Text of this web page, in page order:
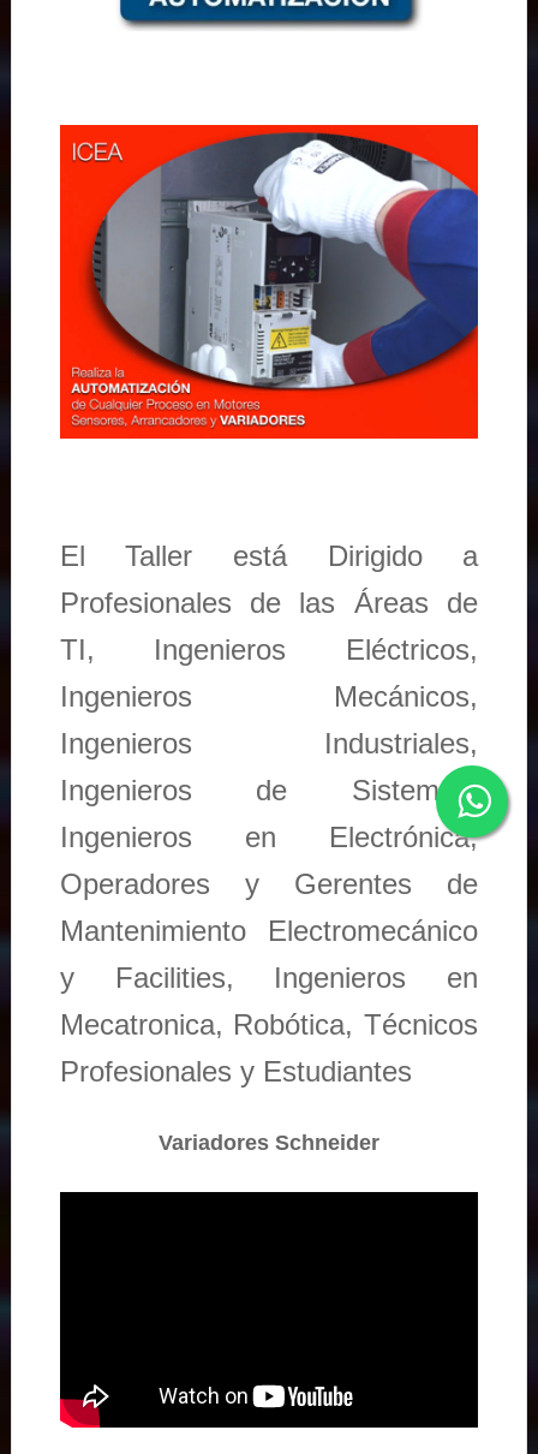
El Taller está Dirigido a
Profesionales de las Áreas de
TI, Ingenieros Eléctricos,
Ingenieros Mecánicos,
Ingenieros Industriales,
Ingenieros de Sistemas,
Ingenieros en Electrónica,
Operadores y Gerentes de
Mantenimiento Electromecánico
y Facilities, Ingenieros en
Mecatronica, Robótica, Técnicos
Profesionales y Estudiantes
Variadores Schneider